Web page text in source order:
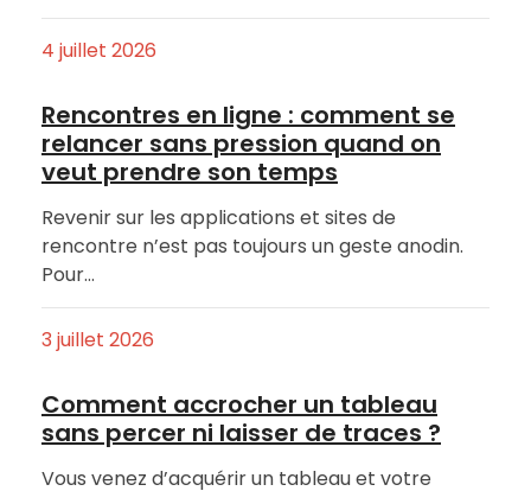
4 juillet 2026
Rencontres en ligne : comment se
relancer sans pression quand on
veut prendre son temps
Revenir sur les applications et sites de
rencontre n’est pas toujours un geste anodin.
Pour…
3 juillet 2026
Comment accrocher un tableau
sans percer ni laisser de traces ?
Vous venez d’acquérir un tableau et votre